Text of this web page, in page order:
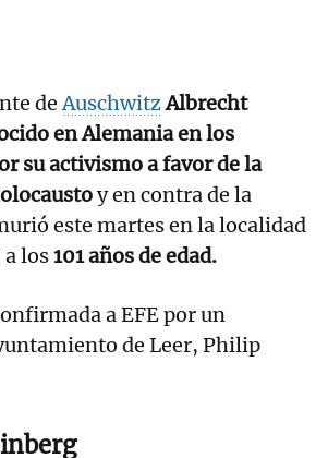
deAuschwitzAlbrecht
en Alemania en los
su activismo a favor de la
y en contra de la
este martes en la localidad
los101 años de edad.
a EFE por un
de Leer, Philip